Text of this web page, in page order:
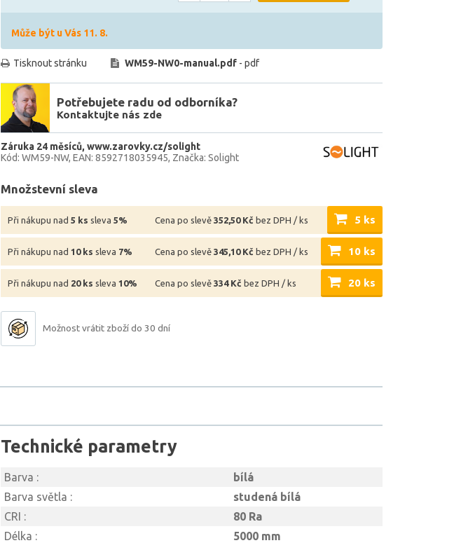
Může být u Vás 11. 8.
Tisknout stránku WM59-NW0-manual.pdf - pdf
Potřebujete radu od odborníka?
Kontaktujte nás zde
Záruka 24 měsíců www.zarovky.cz/solight
Kód: WM59-NW EAN: 8592718035945 Značka: Solight
Množstevní sleva
Při nákupu nad 5 ks sleva 5% Cena po slevě 352,50 Kč bez DPH / ks 5 ks
Při nákupu nad 10 ks sleva 7% Cena po slevě 345,10 Kč bez DPH / ks 10 ks
Při nákupu nad 20 ks sleva 10% Cena po slevě 334 Kč bez DPH / ks 20 ks
Možnost vrátit zboží do 30 dní
Technické parametry
Barva :
bílá
Barva světla :
studená bílá
CRI :
80 Ra
Délka :
5000 mm